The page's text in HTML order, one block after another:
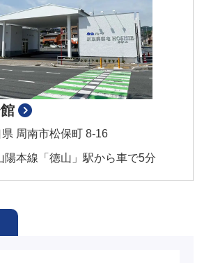
県 周南市松保町 8-16
陽本線「徳山」駅から車で5分